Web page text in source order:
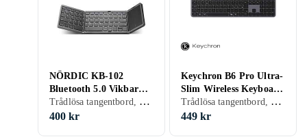
NÖRDIC KB-102
Bluetooth 5.0 Vikbar
(EN)
Trådlösa tangentbord, Engelsk, PC, Rullbart/vikbart
400 kr
Keychron B6 Pro Ultra-
Slim Wireless Keyboard
Tri-Mode (Nordic)
Trådlösa tangentbord, Gamingtangentbord, Mekaniska tangentbord, Mekaniskt, Engelsk, PC, Mac, Ergonomiskt
449 kr